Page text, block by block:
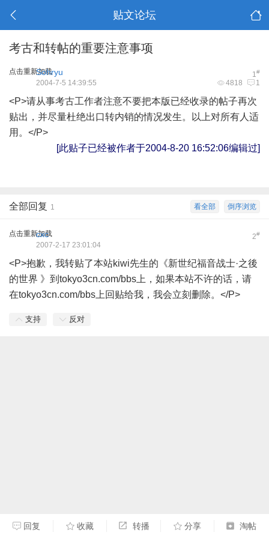
贴文论坛
考古和转帖的重要注意事项
点击重新加载 1#
Sohryu
4818 1
2004-7-5 14:39:55
<P>请从事考古工作者注意不要把本版已经收录的帖子再次
贴出，并尽量杜绝出口转内销的情况发生。以上对所有人适
用。</P>
[此贴子已经被作者于2004-8-20 16:52:06编辑过]
倒序浏览
看全部
全部回复 1
点击重新加载 2#
cxc
2007-2-17 23:01:04
<P>抱歉，我转贴了本站kiwi先生的《新世纪福音战士·之後
的世界 》到tokyo3cn.com/bbs上，如果本站不许的话，请
在tokyo3cn.com/bbs上回贴给我，我会立刻删除。</P>
支持 反对
回复 收藏 转播 分享 淘帖